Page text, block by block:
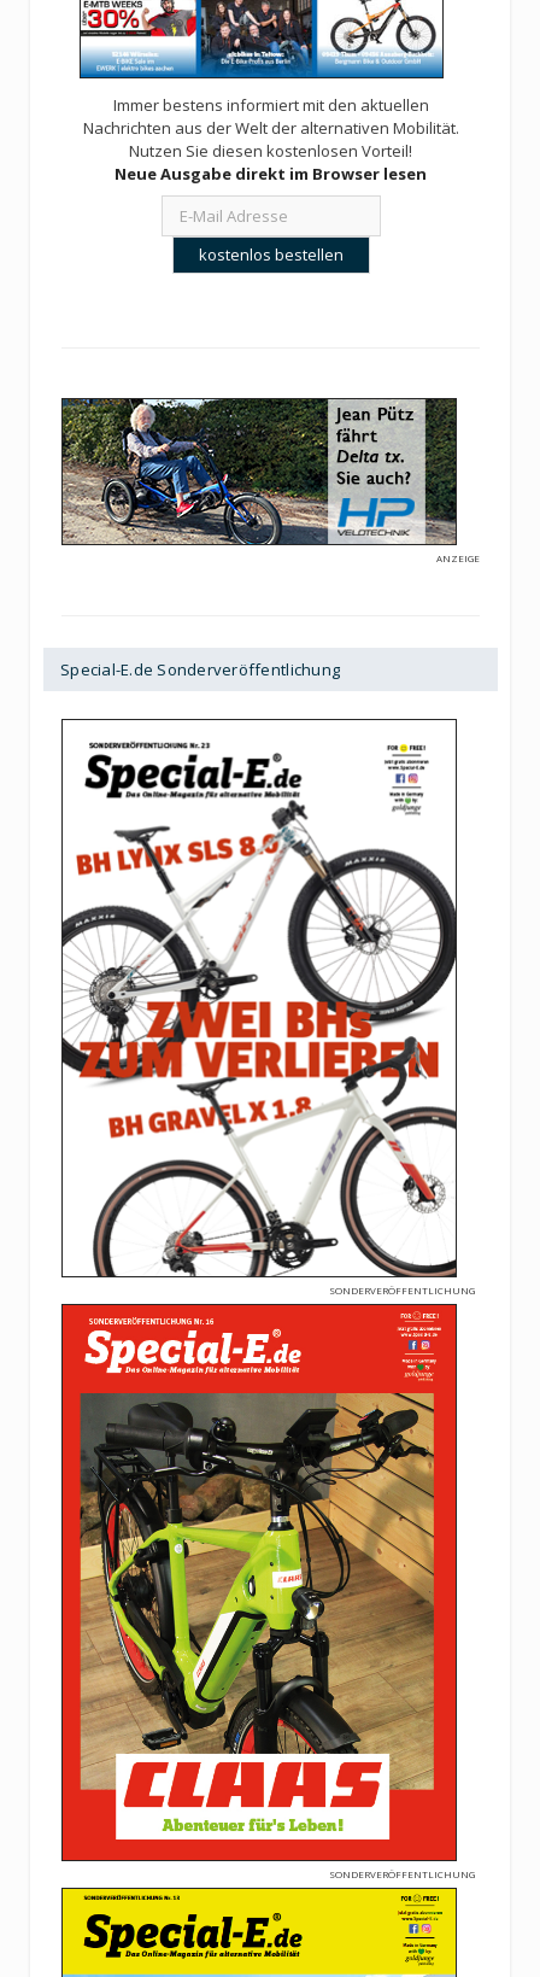
Immer bestens informiert mit den aktuellen
Nachrichten aus der Welt der alternativen Mobilität.
Nutzen Sie diesen kostenlosen Vorteil!
Neue Ausgabe direkt im Browser lesen
ANZEIGE
Special-E.de Sonderveröffentlichung
SONDERVERÖFFENTLICHUNG
SONDERVERÖFFENTLICHUNG